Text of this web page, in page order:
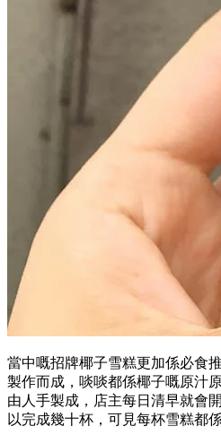
當中嘅招牌椰子雪糕更加係必食
製作而成，啖啖都係椰子嘅原汁
由人手製成，店主每日清早就會
以完成幾十杯，可見每杯雪糕都